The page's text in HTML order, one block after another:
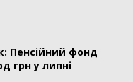
Пенсійний фонд
грн у липні